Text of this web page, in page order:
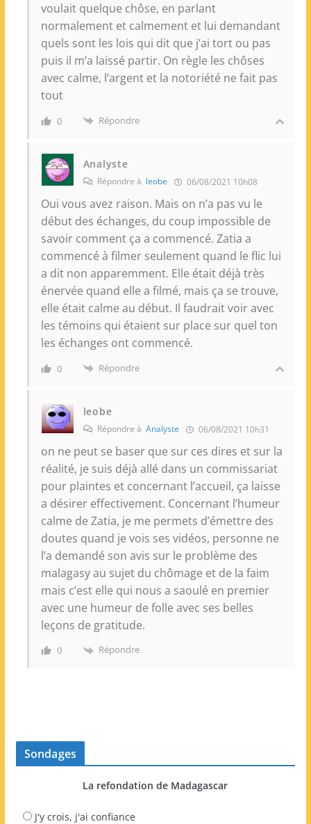
voulait quelque chôse, en parlant
normalement et calmement et lui demandant
quels sont les lois qui dit que j’ai tort ou pas
puis il m’a laissé partir. On règle les chôses
avec calme, l’argent et la notoriété ne fait pas
tout
0 Répondre
Analyste
Répondre à leobe 06/08/2021 10h08
Oui vous avez raison. Mais on n’a pas vu le
début des échanges, du coup impossible de
savoir comment ça a commencé. Zatia a
commencé à filmer seulement quand le flic lui
a dit non apparemment. Elle était déjà très
énervée quand elle a filmé, mais ça se trouve,
elle était calme au début. Il faudrait voir avec
les témoins qui étaient sur place sur quel ton
les échanges ont commencé.
0 Répondre
leobe
Répondre à Analyste 06/08/2021 10h31
on ne peut se baser que sur ces dires et sur la
réalité, je suis déjà allé dans un commissariat
pour plaintes et concernant l’accueil, ça laisse
a désirer effectivement. Concernant l’humeur
calme de Zatia, je me permets d’émettre des
doutes quand je vois ses vidéos, personne ne
l’a demandé son avis sur le problème des
malagasy au sujet du chômage et de la faim
mais c’est elle qui nous a saoulé en premier
avec une humeur de folle avec ses belles
leçons de gratitude.
0 Répondre
Sondages
La refondation de Madagascar
J'y crois, j'ai confiance